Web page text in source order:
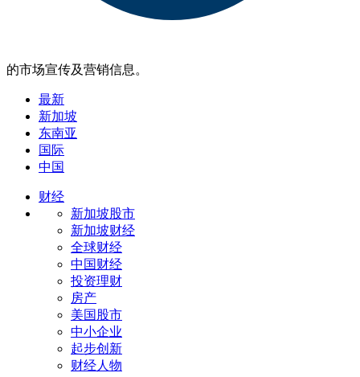
的市场宣传及营销信息。
最新
新加坡
东南亚
国际
中国
财经
新加坡股市
新加坡财经
全球财经
中国财经
投资理财
房产
美国股市
中小企业
起步创新
财经人物